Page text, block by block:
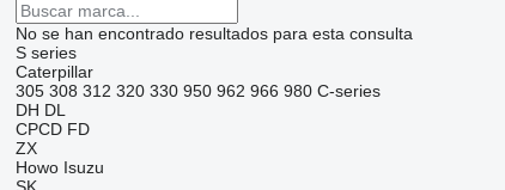
No se han encontrado resultados para esta consulta
S series
Caterpillar
305 308 312 320 330 950 962 966 980 C-series
DH DL
CPCD FD
ZX
Howo Isuzu